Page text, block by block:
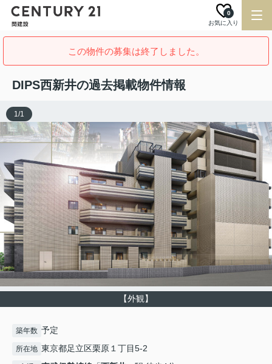
お気に入り
0
この物件の募集は終了しました。
DIPS西新井の過去掲載物件情報
【外観】
1/1
築年数 予定
所在地 東京都足立区栗原１丁目5-2